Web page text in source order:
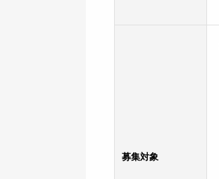
募集対象